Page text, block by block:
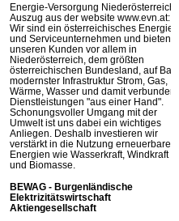
Energie-Versorgung Niederösterreich
Auszug aus der website www.evn.at:
Wir sind ein österreichisches Energie-
und Serviceunternehmen und bieten
unseren Kunden vor allem in
Niederösterreich, dem größten
österreichischen Bundesland, auf
modernster Infrastruktur Strom, Gas,
Wärme, Wasser und damit
Dienstleistungen "aus einer Hand".
Schonungsvoller Umgang mit der
Umwelt ist uns dabei ein wichtiges
Anliegen. Deshalb investieren wir
verstärkt in die Nutzung erneuerbarer
Energien wie Wasserkraft, Windkraft
und Biomasse.
BEWAG - Burgenländische
Elektrizitätswirtschaft
Aktiengesellschaft